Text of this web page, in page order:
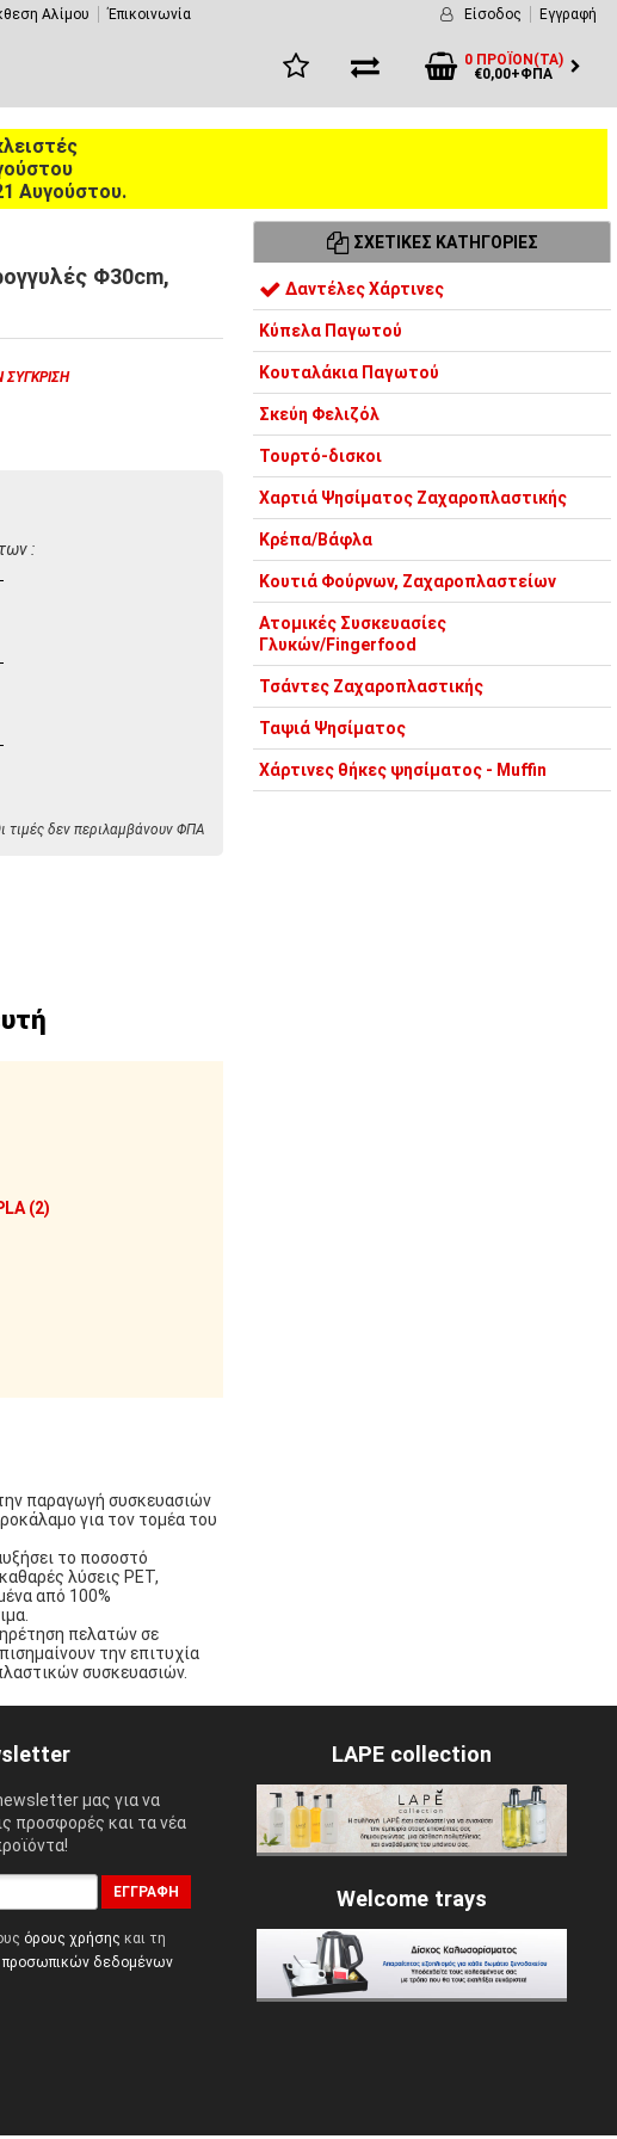
Αλίμου Έπικοινωνία Είσοδος Εγγραφή
0 ΠΡΟΪΌΝ(ΤΑ)
€0,00+ΦΠΑ
Αυγούστου.
Φ30cm,
:
τιμές δεν περιλαμβάνουν ΦΠΑ
(2)
παραγωγή συσκευασιών
για τον τομέα του
το ποσοστό
λύσεις PET,
από 100%
πελατών σε
την επιτυχία
συσκευασιών.
ΣΧΕΤΙΚΈΣ ΚΑΤΗΓΟΡΊΕΣ
Δαντέλες Χάρτινες
Κύπελα Παγωτού
Κουταλάκια Παγωτού
Σκεύη Φελιζόλ
Τουρτό-δισκοι
Χαρτιά Ψησίματος Ζαχαροπλαστικής
Κρέπα/Βάφλα
Κουτιά Φούρνων, Ζαχαροπλαστείων
Ατομικές Συσκευασίες
Γλυκών/Fingerfood
Τσάντες Ζαχαροπλαστικής
Ταψιά Ψησίματος
Χάρτινες θήκες ψησίματος - Muffin
μας για να
προσφορές και τα νέα
ΕΓΓΡΑΦΉ
όρους χρήσης και τη
προσωπικών δεδομένων
LAPE collection
Welcome trays